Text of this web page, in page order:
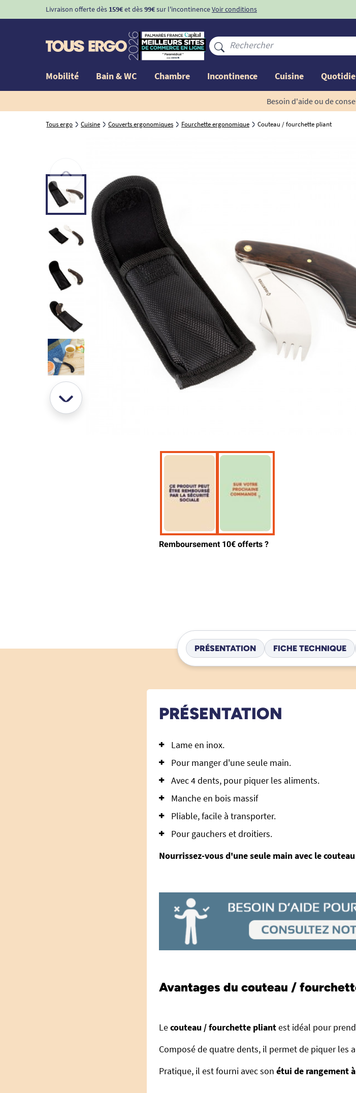
Livraison offerte dès 159€et dès99€sur l'incontinenceVoir conditions
Mobilité Bain & WC Chambre Incontinence Cuisine
Besoin d'aide ou de
Tous ergo Cuisine Couverts ergonomiques Fourchette ergonomique Couteau / fourchette pliant
PRÉSENTATION FICHE TECHNIQUE
PRÉSENTATION
Lame en inox.
Pour manger d'une seule main.
Avec 4 dents, pour piquer les aliments.
Manche en bois massif
Pliable, facile à transporter.
Pour gauchers et droitiers.
Nourrissez-vous d'une seule main avec le
Avantages du couteau /
Lecouteau / fourchette pliantest idéal pour
Composé de quatre dents, il permet de piquer les
Pratique, il est fourni avec son étui de rangement